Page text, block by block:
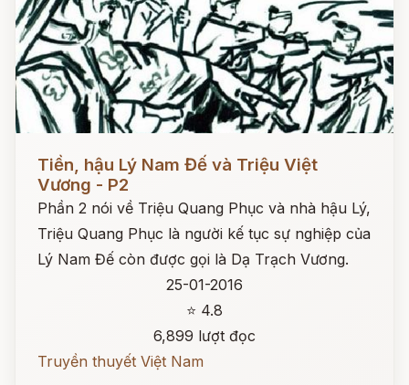
Đọc ngay
Tiền, hậu Lý Nam Đế và Triệu Việt
Vương - P2
Phần 2 nói về Triệu Quang Phục và nhà hậu Lý,
Triệu Quang Phục là người kế tục sự nghiệp của
Lý Nam Đế còn được gọi là Dạ Trạch Vương.
25-01-2016
⭐ 4.8
6,899 lượt đọc
Truyền thuyết Việt Nam